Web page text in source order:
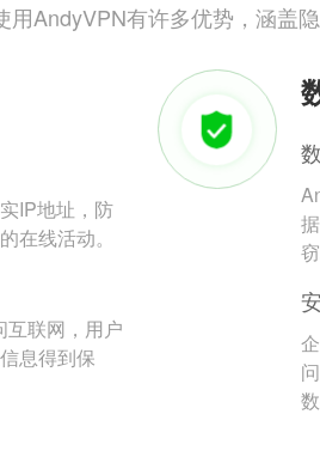
用AndyVPN有许多优势，涵盖
IP地址，防
在线活动。
联网，用户
息得到保